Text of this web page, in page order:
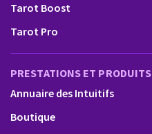
Tarot Boost
Tarot Pro
PRESTATIONS ET PRODUITS
Annuaire des Intuitifs
Boutique